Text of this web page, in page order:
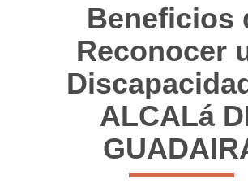
Beneficios
Reconocer
ALCALá